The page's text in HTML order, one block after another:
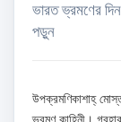
ভারত ভ্রমণের
পড়ুন
উপক্রমণিকাশাহ্
ভ্রমণ কাহিনী।